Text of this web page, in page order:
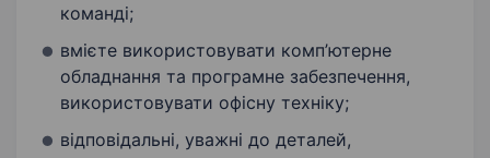
команді;
вмієте використовувати комп’ютерне
обладнання та програмне забезпечення,
використовувати офісну техніку;
відповідальні, уважні до деталей,